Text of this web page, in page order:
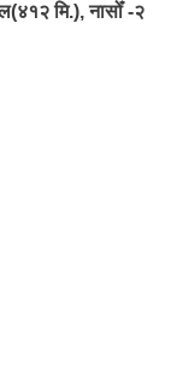
मि.), नासोँ -२